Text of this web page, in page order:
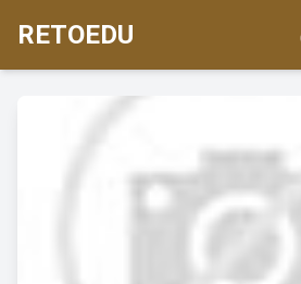
RETOEDU